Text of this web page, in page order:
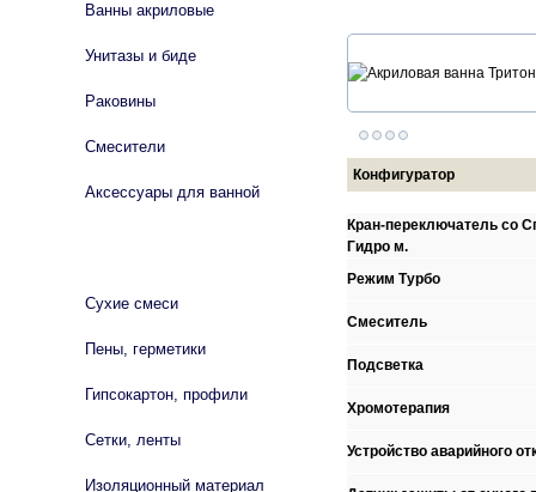
Конфигуратор
Кран-переключатель со
Гидро м.
Режим Турбо
Смеситель
Подсветка
Хромотерапия
Устройство аварийного
Ванны акриловые
Унитазы и биде
Раковины
Смесители
Аксессуары для ванной
Сухие смеси
Пены, герметики
Гипсокартон, профили
Сетки, ленты
Изоляционный материал